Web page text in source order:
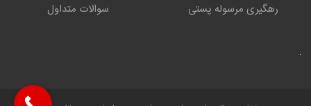
رهگیری مرسوله پستی
سوالات متداول